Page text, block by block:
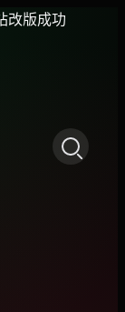
改版成功